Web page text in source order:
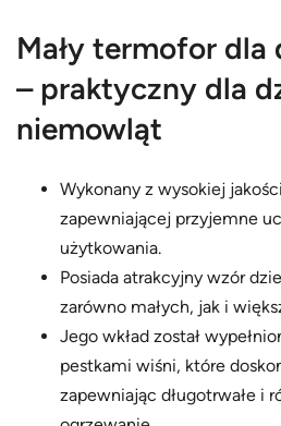
Mały termofor dla
– praktyczny dla
niemowląt
Wykonany z wysokiej
zapewniającej przyjemne
użytkowania.
Posiada atrakcyjny wzór
zarówno małych, jak i
Jego wkład został
pestkami wiśni, które
zapewniając długotrwałe i